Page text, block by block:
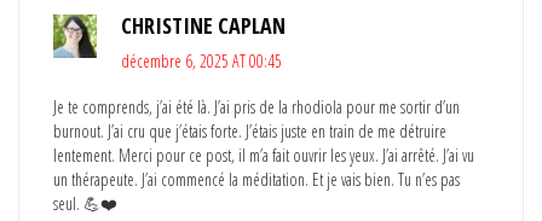
CHRISTINE CAPLAN
décembre 6, 2025 AT 00:45
Je te comprends, j’ai été là. J’ai pris de la rhodiola pour me sortir d’un
burnout. J’ai cru que j’étais forte. J’étais juste en train de me détruire
lentement. Merci pour ce post, il m’a fait ouvrir les yeux. J’ai arrêté. J’ai vu
un thérapeute. J’ai commencé la méditation. Et je vais bien. Tu n’es pas
seul. 💪❤️